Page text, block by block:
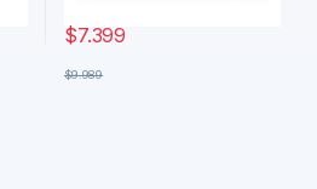
$7.399
$9.989